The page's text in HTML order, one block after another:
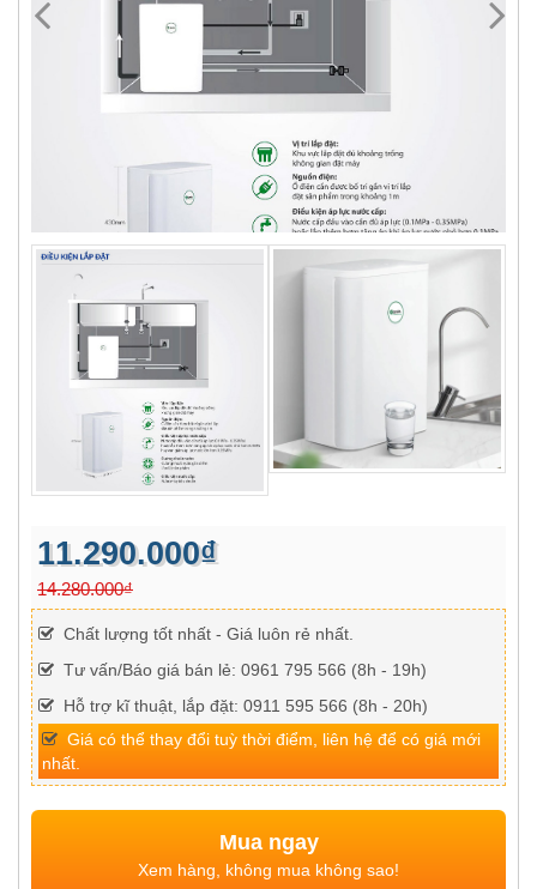
11.290.000₫
14.280.000₫
Chất lượng tốt nhất - Giá luôn rẻ nhất.
Tư vấn/Báo giá bán lẻ: 0961 795 566 (8h - 19h)
Hỗ trợ kĩ thuật, lắp đặt: 0911 595 566 (8h - 20h)
Giá có thể thay đổi tuỳ thời điểm, liên hệ để có giá mới
nhất.
Mua ngay
Xem hàng, không mua không sao!